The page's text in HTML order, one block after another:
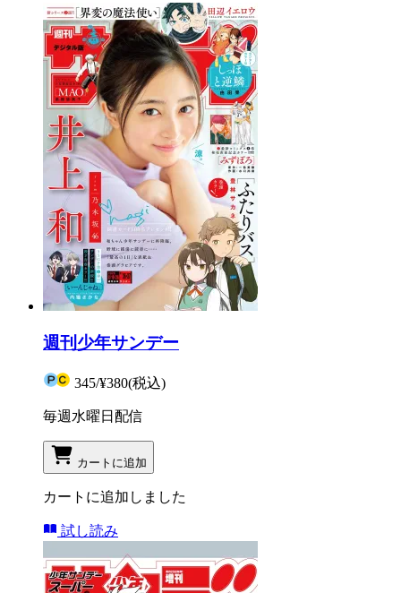
週刊少年サンデー
345/¥380(税込)
毎週水曜日配信
カートに追加
カートに追加しました
試し読み